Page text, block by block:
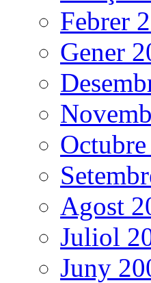
Febrer
Gener
Agost
Juliol
Juny